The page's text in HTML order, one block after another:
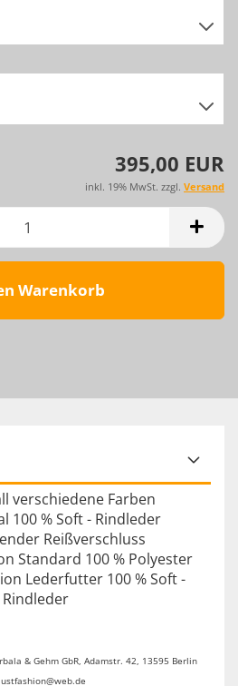
395,00 EUR
inkl. 19% MwSt. zzgl. Versand
Warenkorb
verschiedene Farben
100 % Soft - Rindleder
Reißverschluss
Standard 100 % Polyester
Lederfutter 100 % Soft -
Rindleder
& Gehm GbR, Adamstr. 42, 13595 Berlin